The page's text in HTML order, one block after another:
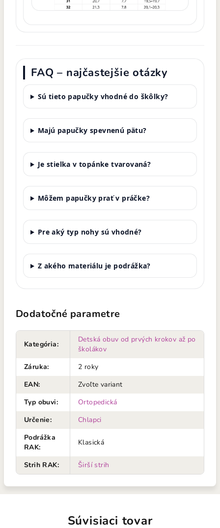
FAQ – najčastejšie otázky
Sú tieto papučky vhodné do škôlky?
Majú papučky spevnenú pätu?
Je stielka v topánke tvarovaná?
Môžem papučky prať v práčke?
Pre aký typ nohy sú vhodné?
Z akého materiálu je podrážka?
Dodatočné parametre
Kategória:
Detská obuv od prvých krokov až po
školákov
Záruka:
2 roky
EAN:
Zvoľte variant
Typ obuvi:
Ortopedická
Určenie:
Chlapci
Podrážka
RAK:
Klasická
Strih RAK: Širší strih
Súvisiaci tovar